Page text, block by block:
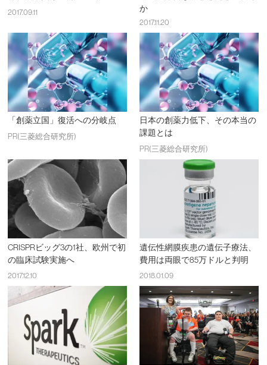
2017.09.11
か
2017.11.20
「創薬立国」復活への分岐点
PR(三菱総合研究所)
日本の創薬力低下、その本当の
課題とは
PR(三菱総合研究所)
CRISPRビッグ3の1社、欧州で初
の臨床試験実施へ
2017.12.10
遺伝性網膜疾患の遺伝子療法、
費用は両眼で85万ドルと判明
2018.01.09